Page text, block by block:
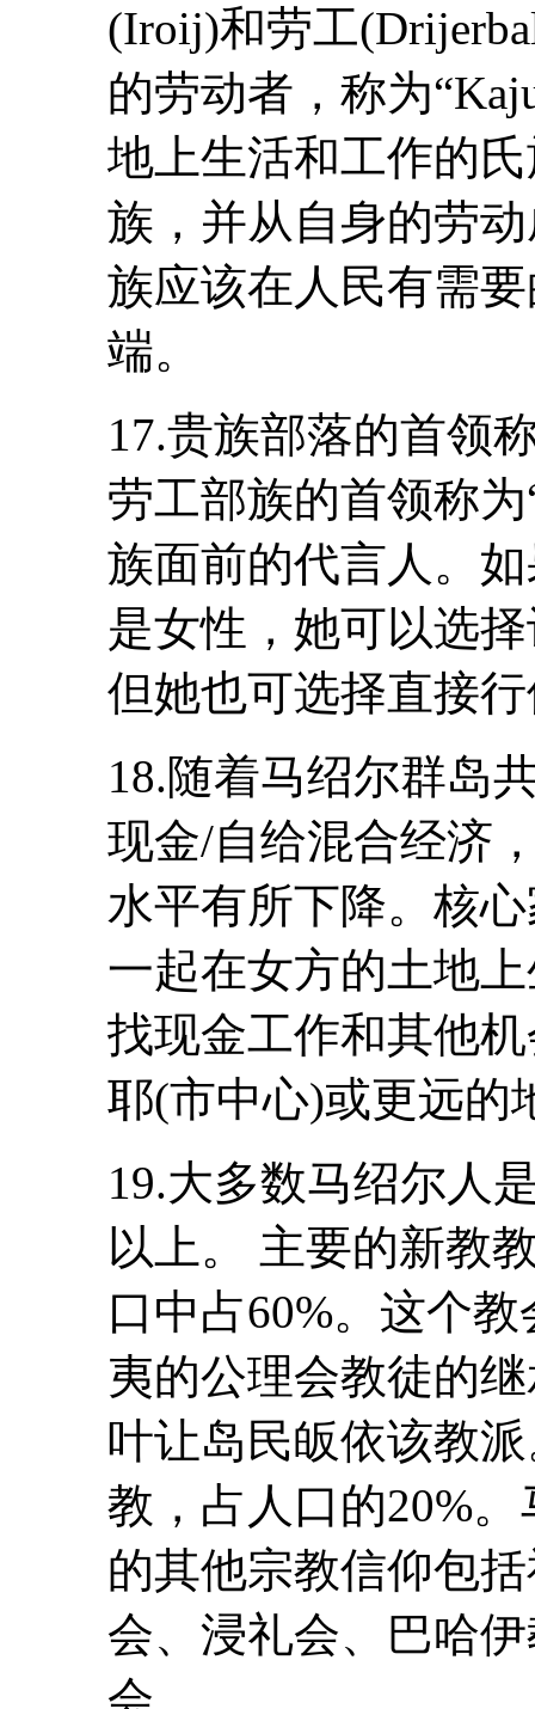
(Iroij)和劳工
的劳动者，称为
地上生活和工作的
族，并从自身的劳
族应该在人民有需
端。
17.贵族部落的首领
劳工部族的首领称
族面前的代言人。
是女性，她可以选
但她也可选择直接
18.随着马绍尔群岛
现金/自给混合经济
水平有所下降。核
一起在女方的土地
找现金工作和其他
耶(市中心)或更远的
19.大多数马绍尔人
以上。 主要的新教
口中占60%。这个
夷的公理会教徒的
叶让岛民皈依该教
教，占人口的20%
的其他宗教信仰包
会、浸礼会、巴哈
会。